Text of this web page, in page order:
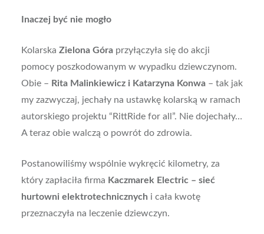
Inaczej być nie mogło
Kolarska Zielona Góraprzyłączyła się do akcji
pomocy poszkodowanym w wypadku dziewczynom.
Obie – Rita Malinkiewicz i Katarzyna Konwa– tak jak
my zazwyczaj, jechały na ustawkę kolarską w ramach
autorskiego projektu “RittRide for all”. Nie dojechały…
A teraz obie walczą o powrót do zdrowia.
Postanowiliśmy wspólnie wykręcić kilometry, za
który zapłaciła firma Kaczmarek Electric – sieć
hurtowni elektrotechnicznych i cała kwotę
przeznaczyła na leczenie dziewczyn.